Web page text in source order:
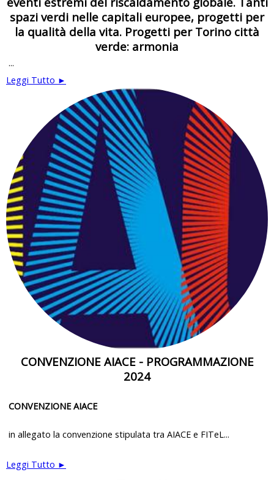
spazi verdi nelle capitali europee, progetti per
la qualità della vita. Progetti per Torino città
verde: armonia
...
Leggi Tutto ►
CONVENZIONE AIACE - PROGRAMMAZIONE
2024
CONVENZIONE AIACE
in allegato la convenzione stipulata tra AIACE e FITeL...
Leggi Tutto ►